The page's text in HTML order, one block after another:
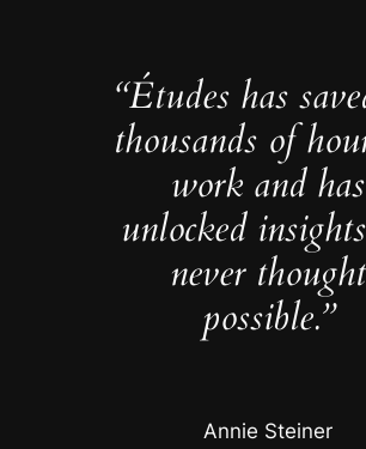
“Études has
thousands of
work and has
unlocked
never thought
possible.”
Annie Steiner